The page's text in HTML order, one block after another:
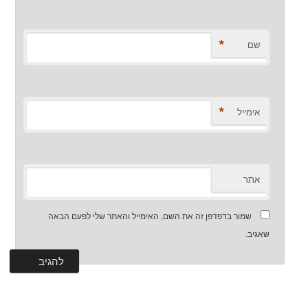
שם *
אימייל *
אתר
שמור בדפדפן זה את השם, האימייל והאתר שלי לפעם הבאה
שאגיב.